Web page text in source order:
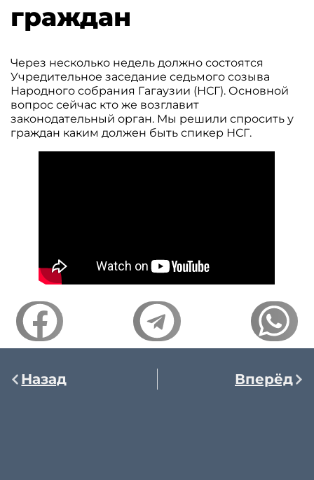
граждан
Через несколько недель должно состоятся
Учредительное заседание седьмого созыва
Народного собрания Гагаузии (НСГ). Основной
вопрос сейчас кто же возглавит
законодательный орган. Мы решили спросить у
граждан каким должен быть спикер НСГ.
Назад Вперёд